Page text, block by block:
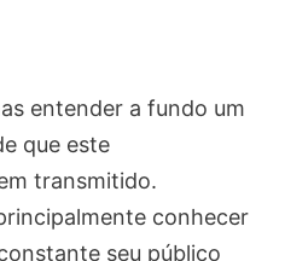
entender a fundo um
que este
transmitido.
conhecer
seu público